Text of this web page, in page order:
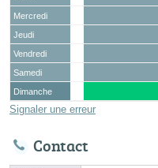
Mercredi
Jeudi
Vendredi
Samedi
Dimanche
Signaler une erreur
Contact